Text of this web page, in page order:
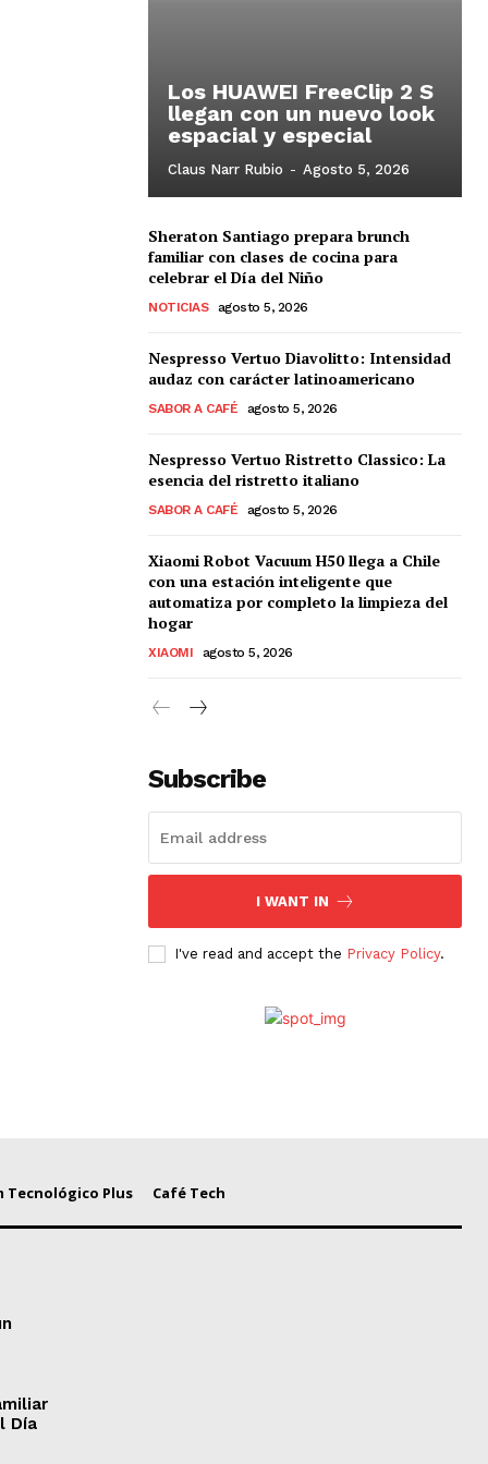
Los HUAWEI FreeClip 2 S
llegan con un nuevo look
espacial y especial
Claus Narr Rubio - Agosto 5, 2026
Sheraton Santiago prepara brunch
familiar con clases de cocina para
celebrar el Día del Niño
NOTICIAS agosto 5, 2026
Nespresso Vertuo Diavolitto: Intensidad
audaz con carácter latinoamericano
SABOR A CAFÉ agosto 5, 2026
Nespresso Vertuo Ristretto Classico: La
esencia del ristretto italiano
SABOR A CAFÉ agosto 5, 2026
Xiaomi Robot Vacuum H50 llega a Chile
con una estación inteligente que
automatiza por completo la limpieza del
hogar
XIAOMI agosto 5, 2026
Subscribe
I WANT IN
I've read and accept the Privacy Policy.
Tecnológico Plus Café Tech
Día